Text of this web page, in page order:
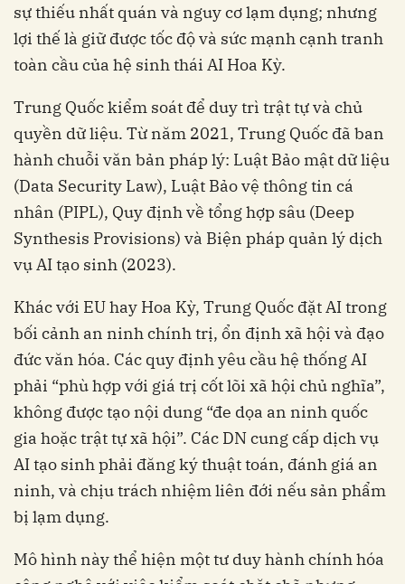
sự thiếu nhất quán và nguy cơ lạm dụng; nhưng
lợi thế là giữ được tốc độ và sức mạnh cạnh tranh
toàn cầu của hệ sinh thái AI Hoa Kỳ.
Trung Quốc kiểm soát để duy trì trật tự và chủ
quyền dữ liệu. Từ năm 2021, Trung Quốc đã ban
hành chuỗi văn bản pháp lý: Luật Bảo mật dữ liệu
(Data Security Law), Luật Bảo vệ thông tin cá
nhân (PIPL), Quy định về tổng hợp sâu (Deep
Synthesis Provisions) và Biện pháp quản lý dịch
vụ AI tạo sinh (2023).
Khác với EU hay Hoa Kỳ, Trung Quốc đặt AI trong
bối cảnh an ninh chính trị, ổn định xã hội và đạo
đức văn hóa. Các quy định yêu cầu hệ thống AI
phải “phù hợp với giá trị cốt lõi xã hội chủ nghĩa”,
không được tạo nội dung “đe dọa an ninh quốc
gia hoặc trật tự xã hội”. Các DN cung cấp dịch vụ
AI tạo sinh phải đăng ký thuật toán, đánh giá an
ninh, và chịu trách nhiệm liên đới nếu sản phẩm
bị lạm dụng.
Mô hình này thể hiện một tư duy hành chính hóa